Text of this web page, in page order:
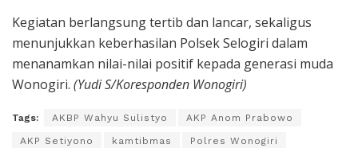
Kegiatan berlangsung tertib dan lancar, sekaligus
menunjukkan keberhasilan Polsek Selogiri dalam
menanamkan nilai-nilai positif kepada generasi muda
Wonogiri. (Yudi S/Koresponden Wonogiri)
Tags: AKBP Wahyu Sulistyo AKP Anom Prabowo
AKP Setiyono kamtibmas Polres Wonogiri